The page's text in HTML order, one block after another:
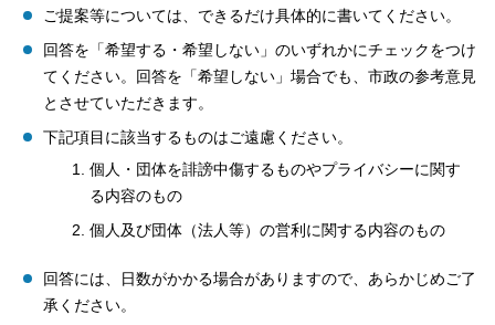
ご提案等については、できるだけ具体的に書いてください。
回答を「希望する・希望しない」のいずれかにチェックをつけ
てください。回答を「希望しない」場合でも、市政の参考意見
とさせていただきます。
下記項目に該当するものはご遠慮ください。
個人・団体を誹謗中傷するものやプライバシーに関す
る内容のもの
個人及び団体（法人等）の営利に関する内容のもの
回答には、日数がかかる場合がありますので、あらかじめご了
承ください。